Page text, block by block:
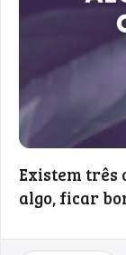
Existem três
algo, ficar